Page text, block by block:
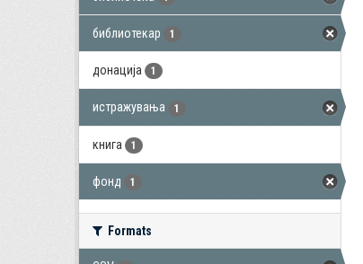
библиотекар 1
донација 1
истражувања 1
книга 1
фонд 1
Formats